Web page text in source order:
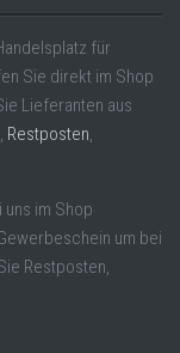
für
Sie direkt im Shop
Lieferanten aus
, Restposten,
im Shop
um bei
Restposten,